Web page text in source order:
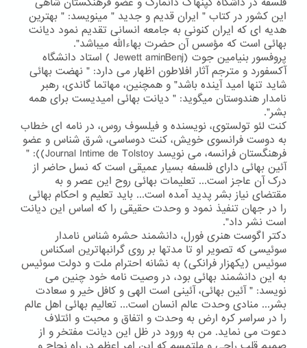
این کشور در کتاب " ایران قدیم و جدید " مینویسد: " بهترین
هدیه ای که ایران کنونی به جامعه انسانی تقدیم نمود دیانت
بهائی است که مؤسس آن حضرت بهاءالله میباشد".
پروفسور بنیامین جوت (Jewett aminBenj ) استاد دانشگاه
آکسفورد و مترجم آثار افلاطون اظهار می دارد: " نهضت بهائی
شاید تنها امید آینده باشد" و همچنین، مهاتما گاندی، رهبر
نامدار هندوستان میگوید: " دیانت بهائی امیدیست برای همه
بشر".
کنت لئو تولستوی، نویسنده و فیلسوف روس، در نامه ای خطاب
به دوست فرانسوی خویش، کنت دوساسی، شرق شناس و عضو
فرهنگستان فرانسه، می نویسد Journal Intime de Tolstoy)): "
آئین بهائی دارای فلسفه بسیار عمیقی است که نسل حاضر از
درک آن عاجز است... تعلیمات بهائی روح این عصر و به
مقتضای نیاز بشر پدید آمده است... باید تعلیم و احکام بهائی
را در جهان تنفیذ نمود و وحدت حقیقی را که اساس این دیانت
است نشر داد".
دکتر اگوست هنری فورل، دانشمند حشره شناس نامدار
سوئیسی که تصویر او تا مدتها بر روی گرانبهاترین اسکناس
سوئیس (یکهزار فرانکی) به نشانه احترام ملت و دولت سوئیس
به این دانشمند بهائی بود، در وصیت نامه خود چنین می
نویسد: " آئین بهائی، آئینی است الهی و کافل خیر و سعادت
بشر... منادی وحدت عالم انسان است... تعالیم بهائی اهل عالم
را در سراسر کره ارض به وحدت و اتفاق و محبت و ائتلاف
دعوت می نماید. من به ورود در ظل این دیانت مفتخر و از